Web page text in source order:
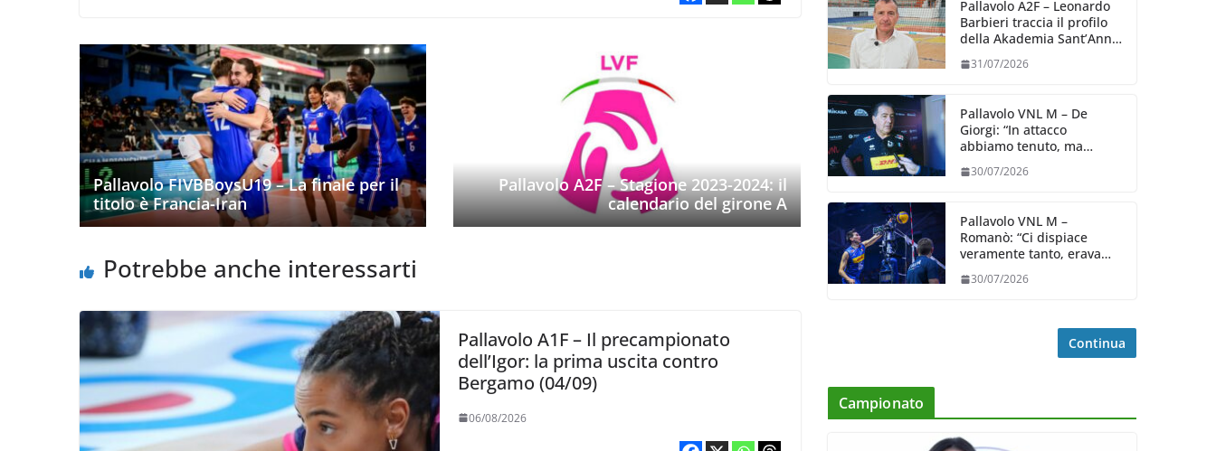
Pallavolo FIVBBoysU19 – La finale per il
titolo è Francia-Iran
Pallavolo A2F – Stagione 2023-2024: il
calendario del girone A
Potrebbe anche interessarti
Pallavolo A1F – Il precampionato
dell’Igor: la prima uscita contro
Bergamo (04/09)
06/08/2026
Pallavolo A2F – Leonardo
Barbieri traccia il profilo
della Akademia Sant’Anna
31/07/2026
Pallavolo VNL M – De
Giorgi: “In attacco
abbiamo tenuto, ma
dalla prestazione in
30/07/2026
Pallavolo VNL M –
Romanò: “Ci dispiace
veramente tanto, eravamo
impareremo”
30/07/2026
Continua
Campionato